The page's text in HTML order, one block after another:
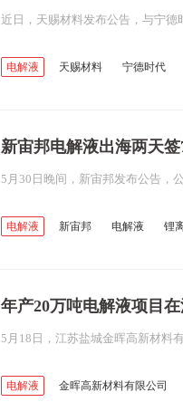
电解液 天赐材料
宁德时代
新宙邦电解液出海两天
电解液 新宙邦 电解液
锂
年产20万吨电解液项目
电解液
金晖高新材料有限公司